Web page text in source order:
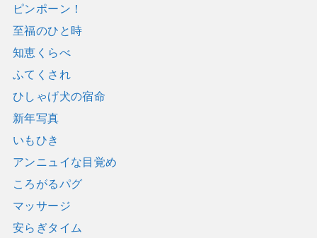
ピンポーン！
至福のひと時
知恵くらべ
ふてくされ
ひしゃげ犬の宿命
新年写真
いもひき
アンニュイな目覚め
ころがるパグ
マッサージ
安らぎタイム